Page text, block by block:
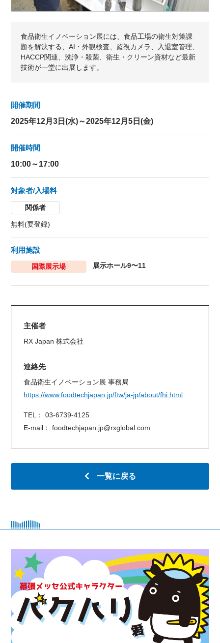
食品衛生イノベーション展には、食品工場の衛生対策課
題を解決する、AI・外観検査、監視カメラ、入退室管理、
HACCP関連、洗浄・殺菌、衛生・クリーン資材など最新
技術が一堂に出展します。
開催期間
2025年12月3日(水)～2025年12月5日(金)
開催時間
10:00～17:00
対象者/入場料
関係者
無料(要登録)
利用施設
国際展示場 展示ホール9〜11
主催者
RX Japan 株式会社
連絡先
食品衛生イノベーション展 事務局
https://www.foodtechjapan.jp/ftw/ja-jp/about/fhi.html
TEL： 03-6739-4125
E-mail： foodtechjapan.jp@rxglobal.com
一覧に戻る